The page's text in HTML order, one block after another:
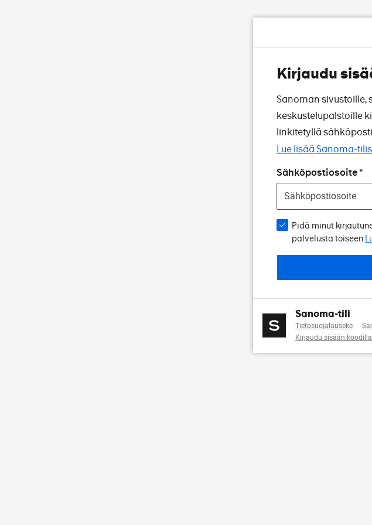
Kirjaudu
Sanoman sivustoille,
keskustelupalstoille
linkitetyllä
Lue lisää Sanoma-
Sähköpostiosoite
Pidä minut
palvelusta toiseen
Sanoma-tili
Tietosuojalauseke
Kirjaudu sisään koodilla